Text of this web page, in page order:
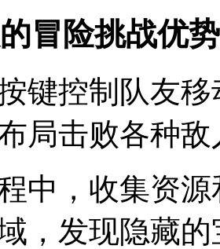
冒险挑战优势
键控制队友
局击败各种敌
中，收集资
，发现隐藏